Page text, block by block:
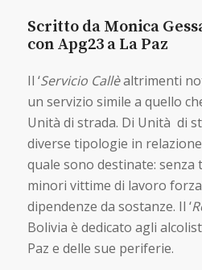
Scritto da Monica
con Apg23 a La Paz
Il ‘Servicio Callèaltrimenti
un servizio simile a quello
Unità di strada. Di Unità di
diverse tipologie in
quale sono destinate:
minori vittime di lavoro
dipendenze da sostanze. Il ‘
Bolivia è dedicato agli
Paz e delle sue periferie.